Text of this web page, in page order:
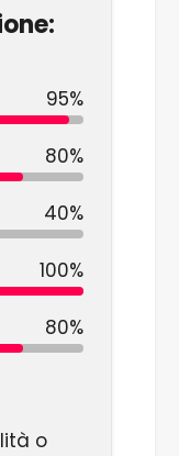
95%
80%
40%
100%
80%
o